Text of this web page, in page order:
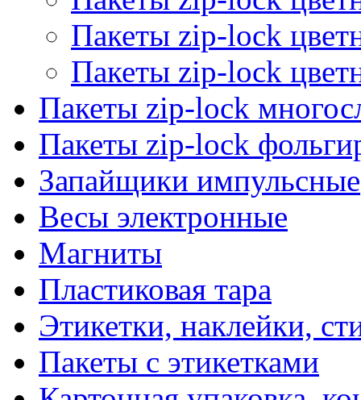
Пакеты zip-lock
Пакеты zip-lock
Пакеты zip-lock
Пакеты zip-lock
Запайщики импульсные
Весы электронные
Магниты
Пластиковая тара
Этикетки, наклейки,
Пакеты с этикетками